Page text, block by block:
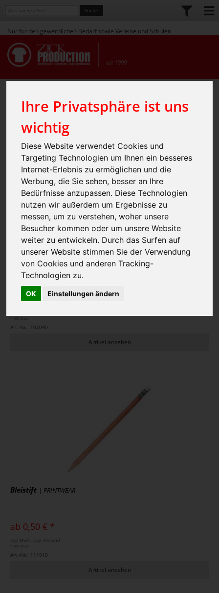
Ihre Privatsphäre ist uns
wichtig
Diese Website verwendet Cookies und
Targeting Technologien um Ihnen ein besseres
Internet-Erlebnis zu ermöglichen und die
Werbung, die Sie sehen, besser an Ihre
Bedürfnisse anzupassen. Diese Technologien
nutzen wir außerdem um Ergebnisse zu
messen, um zu verstehen, woher unsere
Besucher kommen oder um unsere Website
weiter zu entwickeln. Durch das Surfen auf
unserer Website stimmen Sie der Verwendung
von Cookies und anderen Tracking-
Technologien zu.
OK Einstellungen ändern
Nur für den gewerblichen Bedarf sowie Vereine und Schulen.
Holzartikel
Bleistift| PRINTWEAR
ab 0,50 € *
Art.-Nr.: 102040
Artikel ansehen
Bleistift | PRINTWEAR
ab 0,50 € *
zzgl. MwSt., zzgl. Versand
Art.-Nr.: 111910
Artikel ansehen